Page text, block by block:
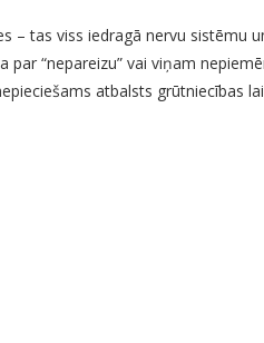
– tas viss iedragā nervu sistēmu
“nepareizu” vai viņam
atbalsts grūtniecības